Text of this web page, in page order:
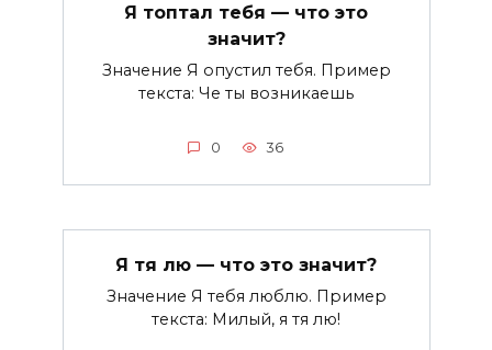
Я топтал тебя — что это
значит?
Значение Я опустил тебя. Пример
текста: Че ты возникаешь
0 36
Я тя лю — что это значит?
Значение Я тебя люблю. Пример
текста: Милый, я тя лю!